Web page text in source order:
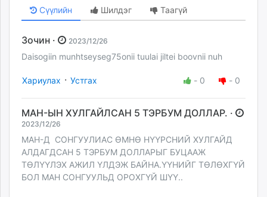
Сүүлийн Шилдэг Таагүй
Зочин · 2023/12/26
Daisogiin munhtseyseg75onii tuulai jiltei boovnii nuh
Хариулах · Устгах - 0 - 0
МАН-ЫН ХУЛГАЙЛСАН 5 ТЭРБУМ ДОЛЛАР. ·
2023/12/26
МАН-Д СОНГУУЛИАС ӨМНӨ НҮҮРСНИЙ ХУЛГАЙД
АЛДАГДСАН 5 ТЭРБУМ ДОЛЛАРЫГ БУЦААЖ
ТӨЛҮҮЛЭХ АЖИЛ ҮЛДЭЖ БАЙНА.ҮҮНИЙГ ТӨЛӨХГҮЙ
БОЛ МАН СОНГУУЛЬД ОРОХГҮЙ ШҮҮ..